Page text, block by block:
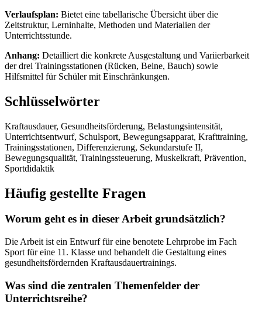
Verlaufsplan: Bietet eine tabellarische Übersicht über die
Zeitstruktur, Lerninhalte, Methoden und Materialien der
Unterrichtsstunde.
Anhang: Detailliert die konkrete Ausgestaltung und Variierbarkeit
der drei Trainingsstationen (Rücken, Beine, Bauch) sowie
Hilfsmittel für Schüler mit Einschränkungen.
Schlüsselwörter
Kraftausdauer, Gesundheitsförderung, Belastungsintensität,
Unterrichtsentwurf, Schulsport, Bewegungsapparat, Krafttraining,
Trainingsstationen, Differenzierung, Sekundarstufe II,
Bewegungsqualität, Trainingssteuerung, Muskelkraft, Prävention,
Sportdidaktik
Häufig gestellte Fragen
Worum geht es in dieser Arbeit grundsätzlich?
Die Arbeit ist ein Entwurf für eine benotete Lehrprobe im Fach
Sport für eine 11. Klasse und behandelt die Gestaltung eines
gesundheitsfördernden Kraftausdauertrainings.
Was sind die zentralen Themenfelder der
Unterrichtsreihe?